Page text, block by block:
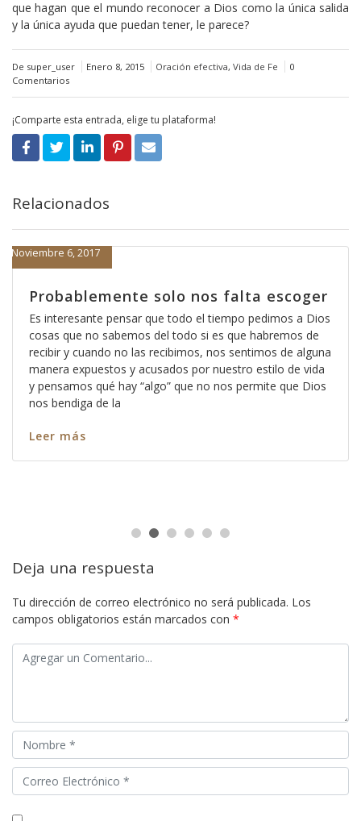
que hagan que el mundo reconocer a Dios como la única salida
y la única ayuda que puedan tener, le parece?
De super_user Enero 8, 2015 Oración efectiva, Vida de Fe
0
Comentarios
¡Comparte esta entrada, elige tu plataforma!
Relacionados
Probablemente solo nos falta escoger
Noviembre 6, 2017
Es interesante pensar que todo el tiempo pedimos a Dios
cosas que no sabemos del todo si es que habremos de
recibir y cuando no las recibimos, nos sentimos de alguna
manera expuestos y acusados por nuestro estilo de vida
y pensamos qué hay “algo” que no nos permite que Dios
nos bendiga de la
Leer más
Deja una respuesta
Tu dirección de correo electrónico no será publicada. Los
campos obligatorios están marcados con *